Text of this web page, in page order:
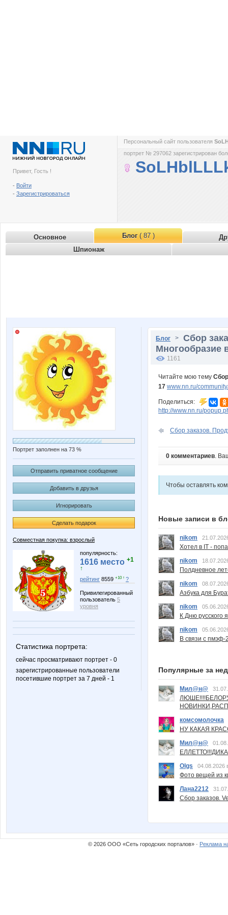
Привет, Гость !
- Войти
- Зарегистрироваться
Персональный сайт пользователя
портрет № 297062 зарегистрирован
Основное Блог( 87 )
Шпионаж
Портрет заполнен на 73 %
Отправить приватное сообщение
Добавить в друзья
Игнорировать
Сделать подарок
Совместная покупка: взрослый
популярность:
1616 место +1
↑
рейтинг 8559 +10 ↑ ?
Привилегированный
пользователь 5
уровня
Статистика портрета:
сейчас просматривают портрет - 0
зарегистрированные пользователи
посетившие портрет за 7 дней - 1
Блог > Сбор
Многообразие
1161
Читайте мою тему
17 www.nn.ru/
Поделиться:
http://www.nn.ru/
Сбор заказов.
0 комментариев.
Чтобы оставлять
Новые записи в
nikom
Хотел в IT -
nikom
Полдневное
nikom
Азбука для
nikom
К Дню русского
nikom
В связи с пмэф-
Популярные за
Мил@н@
комсомолочка
НУ КАКАЯ
Мил@н@
Olgs
04.08.2026
Фото вещей из
Лана2212
Сбор заказов.
© 2026 ООО «Сеть городских порталов» · Реклама